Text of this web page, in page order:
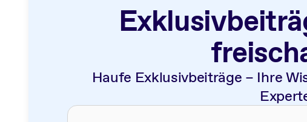
Haufe Exklusivbeiträge – Ihre